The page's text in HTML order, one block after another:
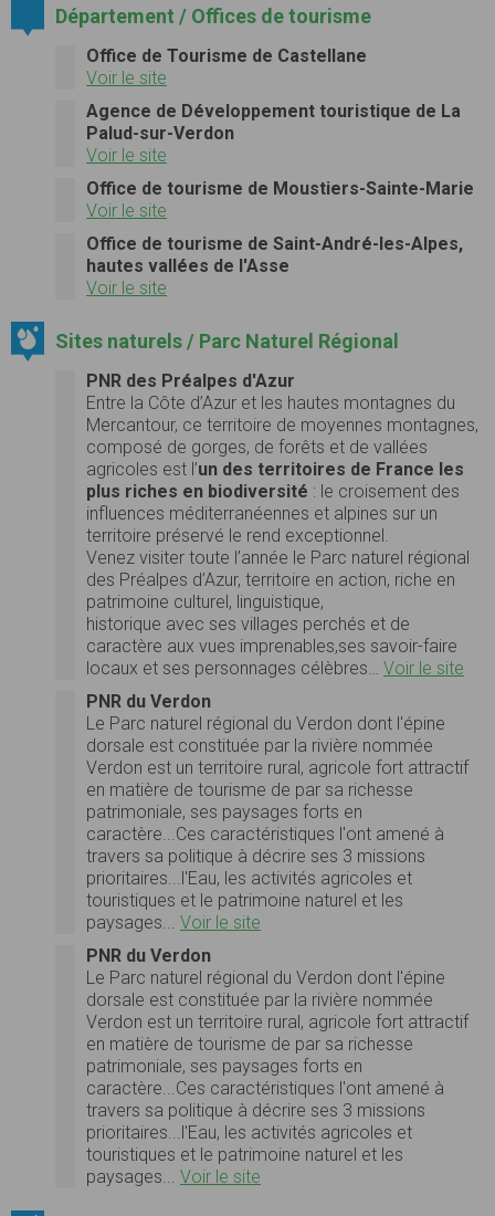
Département / Offices de tourisme
Office de Tourisme de Castellane
Voir le site
Agence de Développement touristique de La
Palud-sur-Verdon
Voir le site
Office de tourisme de Moustiers-Sainte-Marie
Voir le site
Office de tourisme de Saint-André-les-Alpes,
hautes vallées de l'Asse
Voir le site
Sites naturels / Parc Naturel Régional
PNR des Préalpes d'Azur
Entre la Côte d’Azur et les hautes montagnes du
Mercantour, ce territoire de moyennes montagnes,
composé de gorges, de forêts et de vallées
agricoles est l’un des territoires de France les
plus riches en biodiversité : le croisement des
influences méditerranéennes et alpines sur un
territoire préservé le rend exceptionnel.
Venez visiter toute l’année le Parc naturel régional
des Préalpes d’Azur, territoire en action, riche en
patrimoine culturel, linguistique,
historique avec ses villages perchés et de
caractère aux vues imprenables,ses savoir-faire
locaux et ses personnages célèbres… Voir le site
PNR du Verdon
Le Parc naturel régional du Verdon dont l'épine
dorsale est constituée par la rivière nommée
Verdon est un territoire rural, agricole fort attractif
en matière de tourisme de par sa richesse
patrimoniale, ses paysages forts en
caractère...Ces caractéristiques l'ont amené à
travers sa politique à décrire ses 3 missions
prioritaires...l'Eau, les activités agricoles et
touristiques et le patrimoine naturel et les
paysages... Voir le site
PNR du Verdon
Le Parc naturel régional du Verdon dont l'épine
dorsale est constituée par la rivière nommée
Verdon est un territoire rural, agricole fort attractif
en matière de tourisme de par sa richesse
patrimoniale, ses paysages forts en
caractère...Ces caractéristiques l'ont amené à
travers sa politique à décrire ses 3 missions
prioritaires...l'Eau, les activités agricoles et
touristiques et le patrimoine naturel et les
paysages... Voir le site